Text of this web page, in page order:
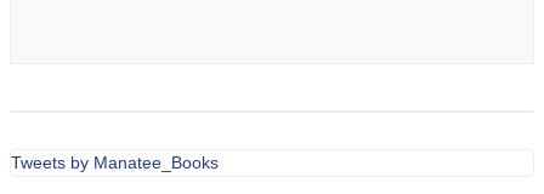
Tweets by Manatee_Books